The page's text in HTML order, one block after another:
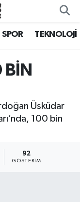
SPOR TEKNOLOJİ
BİN
Üsküdar
100 bin
92
GÖSTERIM